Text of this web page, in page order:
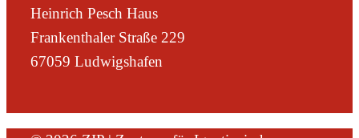
Heinrich Pesch Haus
Frankenthaler Straße 229
67059 Ludwigshafen